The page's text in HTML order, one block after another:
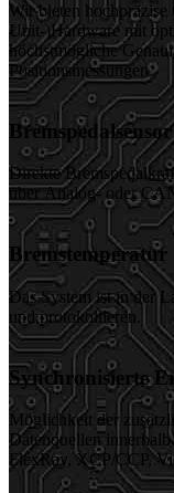
Wir bieten
Unit-)Hardware mit
höchstmögliche
Positionsmessungen.
Bremspedalsensor
Direkte
über Analog- oder
Bremstemperatur
Das System ist in der
und protokollieren.
Synchronisierte
Möglichkeit der
Datenquellen
FlexRay, XCP/CCP,